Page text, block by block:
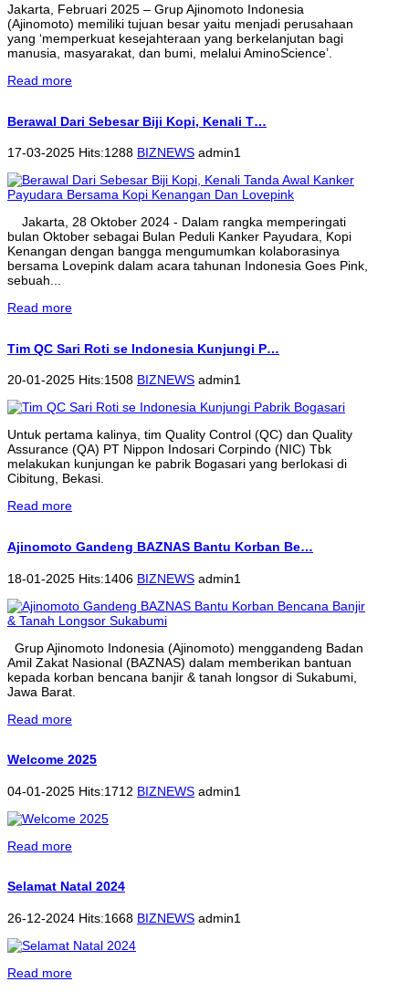
Jakarta, Februari 2025 – Grup Ajinomoto Indonesia
(Ajinomoto) memiliki tujuan besar yaitu menjadi perusahaan
yang ‘memperkuat kesejahteraan yang berkelanjutan bagi
manusia, masyarakat, dan bumi, melalui AminoScience’.
Read more
Berawal Dari Sebesar Biji Kopi, Kenali T…
17-03-2025 Hits:1288 BIZNEWS admin1
Jakarta, 28 Oktober 2024 - Dalam rangka memperingati
bulan Oktober sebagai Bulan Peduli Kanker Payudara, Kopi
Kenangan dengan bangga mengumumkan kolaborasinya
bersama Lovepink dalam acara tahunan Indonesia Goes Pink,
sebuah...
Read more
Tim QC Sari Roti se Indonesia Kunjungi P…
20-01-2025 Hits:1508 BIZNEWS admin1
Untuk pertama kalinya, tim Quality Control (QC) dan Quality
Assurance (QA) PT Nippon Indosari Corpindo (NIC) Tbk
melakukan kunjungan ke pabrik Bogasari yang berlokasi di
Cibitung, Bekasi.
Read more
Ajinomoto Gandeng BAZNAS Bantu Korban Be…
18-01-2025 Hits:1406 BIZNEWS admin1
Grup Ajinomoto Indonesia (Ajinomoto) menggandeng Badan
Amil Zakat Nasional (BAZNAS) dalam memberikan bantuan
kepada korban bencana banjir & tanah longsor di Sukabumi,
Jawa Barat.
Read more
Welcome 2025
04-01-2025 Hits:1712 BIZNEWS admin1
Read more
Selamat Natal 2024
26-12-2024 Hits:1668 BIZNEWS admin1
Read more